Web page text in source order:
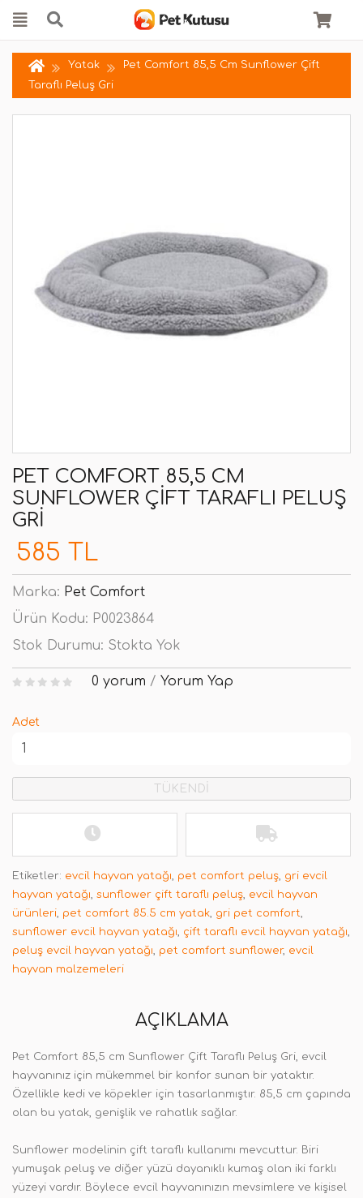
Yatak
Pet Comfort 85,5 Cm Sunflower Çift
Taraflı Peluş Gri
PET COMFORT 85,5 CM
SUNFLOWER ÇIFT TARAFLI PELUŞ
GRI
585 TL
Marka: Pet Comfort
Ürün Kodu: P0023864
Stok Durumu: Stokta Yok
0 yorum / Yorum Yap
Adet
TÜKENDİ
Etiketler: evcil hayvan yatağı, pet comfort peluş, gri evcil
hayvan yatağı, sunflower çift taraflı peluş, evcil hayvan
ürünleri, pet comfort 85.5 cm yatak, gri pet comfort,
sunflower evcil hayvan yatağı, çift taraflı evcil hayvan yatağı,
peluş evcil hayvan yatağı, pet comfort sunflower, evcil
hayvan malzemeleri
AÇIKLAMA
Pet Comfort 85,5 cm Sunflower Çift Taraflı Peluş Gri, evcil
hayvanınız için mükemmel bir konfor sunan bir yataktır.
Özellikle kedi ve köpekler için tasarlanmıştır. 85,5 cm çapında
olan bu yatak, genişlik ve rahatlık sağlar.
Sunflower modelinin çift taraflı kullanımı mevcuttur. Biri
yumuşak peluş ve diğer yüzü dayanıklı kumaş olan iki farklı
yüzeyi vardır. Böylece evcil hayvanınızın mevsimlere ve kişisel